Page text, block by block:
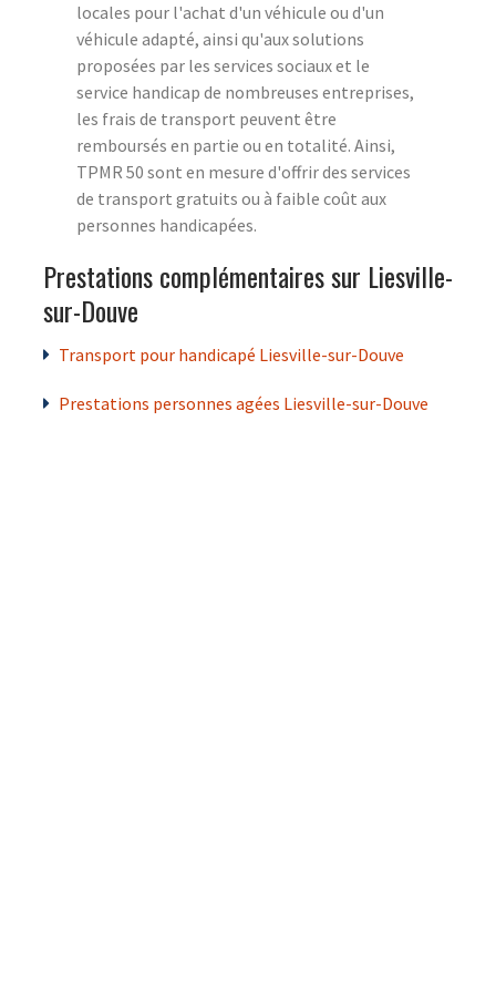
locales pour l'achat d'un véhicule ou d'un
véhicule adapté, ainsi qu'aux solutions
proposées par les services sociaux et le
service handicap de nombreuses entreprises,
les frais de transport peuvent être
remboursés en partie ou en totalité. Ainsi,
TPMR 50 sont en mesure d'offrir des services
de transport gratuits ou à faible coût aux
personnes handicapées.
Prestations complémentaires sur Liesville-
sur-Douve
Transport pour handicapé Liesville-sur-Douve
Prestations personnes agées Liesville-sur-Douve